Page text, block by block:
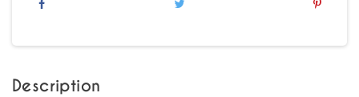
Description